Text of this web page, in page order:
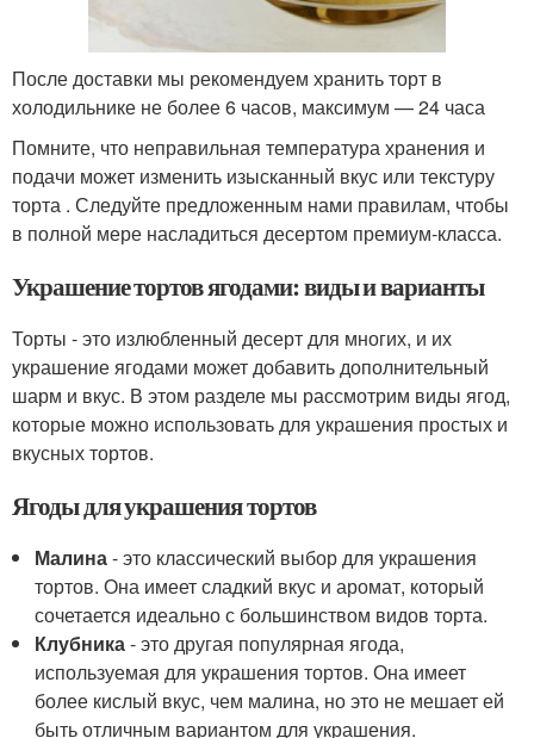
После доставки мы рекомендуем хранить торт в
холодильнике не более 6 часов, максимум — 24 часа
Помните, что неправильная температура хранения и
подачи может изменить изысканный вкус или текстуру
торта . Следуйте предложенным нами правилам, чтобы
в полной мере насладиться десертом премиум-класса.
Украшение тортов ягодами: виды и варианты
Торты - это излюбленный десерт для многих, и их
украшение ягодами может добавить дополнительный
шарм и вкус. В этом разделе мы рассмотрим виды ягод,
которые можно использовать для украшения простых и
вкусных тортов.
Ягоды для украшения тортов
Малина- это классический выбор для украшения
тортов. Она имеет сладкий вкус и аромат, который
сочетается идеально с большинством видов торта.
Клубника- это другая популярная ягода,
используемая для украшения тортов. Она имеет
более кислый вкус, чем малина, но это не мешает ей
быть отличным вариантом для украшения.